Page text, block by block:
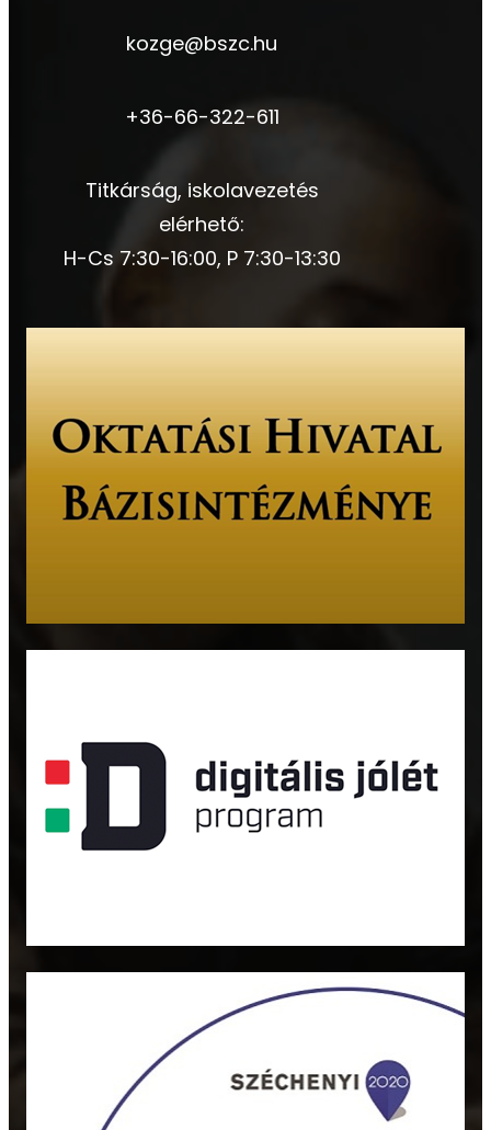
kozge@bszc.hu
+36-66-322-611
Titkárság, iskolavezetés
elérhető:
H-Cs 7:30-16:00, P 7:30-13:30